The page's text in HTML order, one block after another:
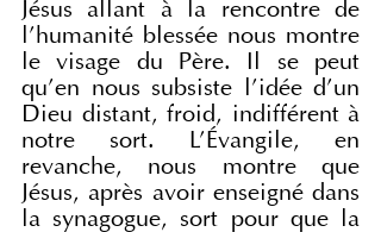
Jésus allant à la rencontre de
l'humanité blessée nous montre
le visage du Père. Il se peut
qu'en nous subsiste l'idée d'un
Dieu distant, froid, indifférent à
notre sort. L'Évangile, en
revanche, nous montre que
Jésus, après avoir enseigné dans
la synagogue, sort pour que la